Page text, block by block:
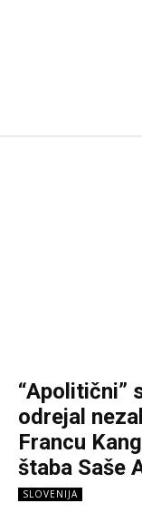
“Apolitični”
odrejal
Francu
štaba Saše
SLOVENIJA